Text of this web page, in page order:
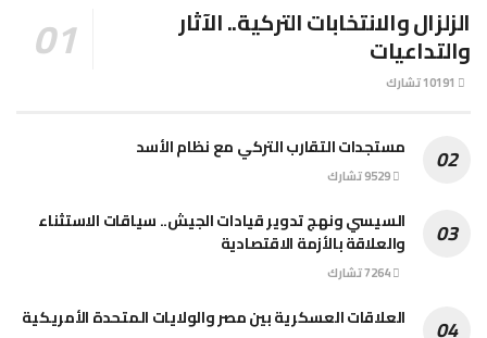
الزلزال والانتخابات التركية.. الآثار
والتداعيات
مستجدات التقارب التركي مع نظام الأسد
السيسي ونهج تدوير قيادات الجيش.. سياقات الاستثناء
والعلاقة بالأزمة الاقتصادية
العلاقات العسكرية بين مصر والولايات المتحدة الأمريكية